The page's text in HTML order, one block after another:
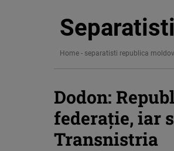
Home - separatisti republica
Dodon:
federaţie, iar
Transnistria